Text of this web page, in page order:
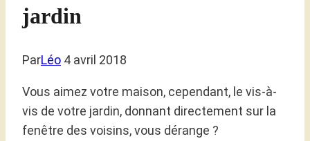
jardin
ParLéo 4 avril 2018
Vous aimez votre maison, cependant, le vis-à-
vis de votre jardin, donnant directement sur la
fenêtre des voisins, vous dérange ?